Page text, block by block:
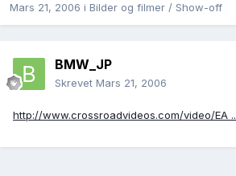
Mars 21, 2006 i Bilder og filmer / Show-off
BMW_JP
Skrevet Mars 21, 2006
http://www.crossroadvideos.com/video/EA